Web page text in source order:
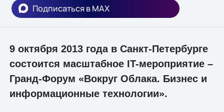
Подписаться в MAX
9 октября 2013 года в Санкт-Петербурге
состоится масштабное IT-мероприятие –
Гранд-Форум «Вокруг Облака. Бизнес и
информационные технологии».